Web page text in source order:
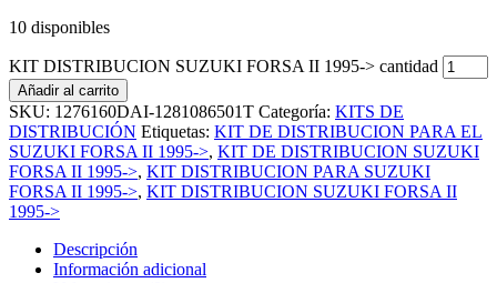
10 disponibles
KIT DISTRIBUCION SUZUKI FORSA II 1995-> cantidad
Añadir al carrito
SKU: 1276160DAI-1281086501T Categoría: KITS DE
DISTRIBUCIÓN Etiquetas: KIT DE DISTRIBUCION PARA EL
SUZUKI FORSA II 1995->, KIT DE DISTRIBUCION SUZUKI
FORSA II 1995->, KIT DISTRIBUCION PARA SUZUKI
FORSA II 1995->, KIT DISTRIBUCION SUZUKI FORSA II
1995->
Descripción
Información adicional